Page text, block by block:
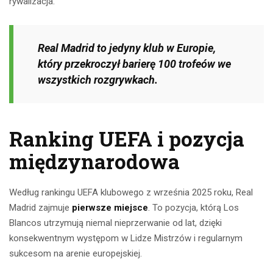
Real Madrid to jedyny klub w Europie,
który przekroczył barierę 100 trofeów we
wszystkich rozgrywkach.
Ranking UEFA i pozycja
międzynarodowa
Według rankingu UEFA klubowego z września 2025 roku, Real
Madrid zajmuje pierwsze miejsce. To pozycja, którą Los
Blancos utrzymują niemal nieprzerwanie od lat, dzięki
konsekwentnym występom w Lidze Mistrzów i regularnym
sukcesom na arenie europejskiej.